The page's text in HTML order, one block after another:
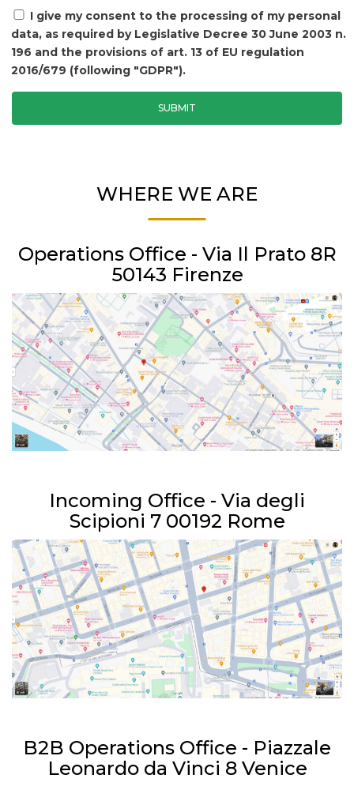
I give my consent to the processing of my personal
data, as required by Legislative Decree 30 June 2003 n.
196 and the provisions of art. 13 of EU regulation
2016/679 (following "GDPR").
WHERE WE ARE
Operations Office - Via Il Prato 8R
50143 Firenze
Incoming Office - Via degli
Scipioni 7 00192 Rome
B2B Operations Office - Piazzale
Leonardo da Vinci 8 Venice